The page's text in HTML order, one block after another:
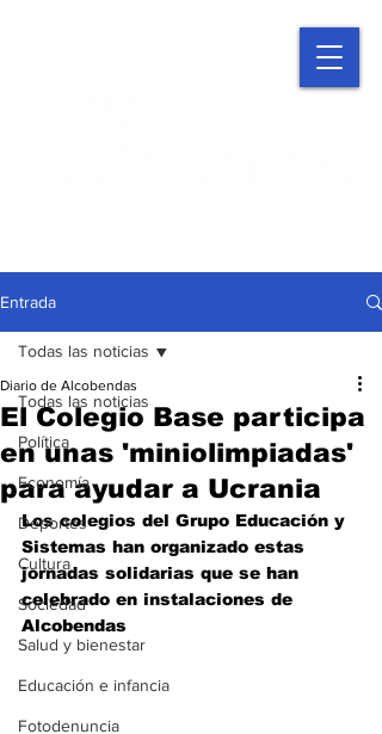
Entrada
Todas las noticias
Política
Economía
Deportes
Cultura
Sociedad
Salud y bienestar
Educación e infancia
Fotodenuncia
Todas las noticias
El Colegio Base participa
en unas 'miniolimpiadas'
para ayudar a Ucrania
Diario de Alcobendas
Los colegios del Grupo Educación y
Sistemas han organizado estas
jornadas solidarias que se han
celebrado en instalaciones de
Alcobendas